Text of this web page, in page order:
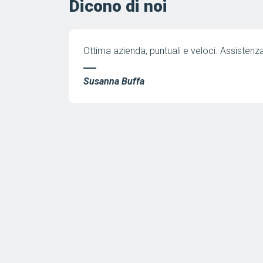
Dicono di noi
Ottima azienda, puntuali e veloci.
Susanna Buffa